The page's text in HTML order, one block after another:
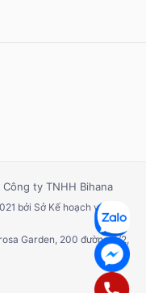
ty TNHH Bihana
bởi Sở Kế hoạch và Đầu
Garden, 200 đường 3/2,